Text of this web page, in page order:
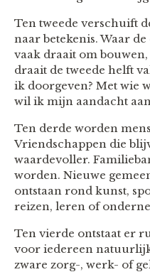
Ten tweede verschuift
naar betekenis. Waar
vaak draait om
draait de tweede helft
ik doorgeven? Met wie
wil ik mijn aandacht
Ten derde worden
Vriendschappen die
waardevoller.
worden. Nieuwe
ontstaan rond kunst,
reizen, leren of
Ten vierde ontstaat er
voor iedereen
zware zorg-, werk- of